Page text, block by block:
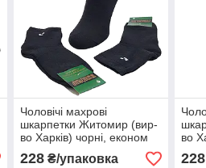
Чоловічі махрові
шкарпетки Житомир (вир-
во Харків) чорні, економ
— 19.00 грн/пара
228₴/упаковка
во
—
228